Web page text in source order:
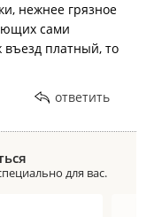
нежнее грязное
сами
въезд платный, то
ответить
для вас.